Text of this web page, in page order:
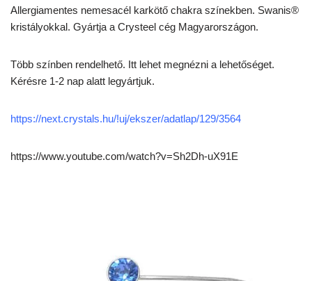
Allergiamentes nemesacél karkötő chakra színekben. Swanis®
kristályokkal. Gyártja a Crysteel cég Magyarországon.
Több színben rendelhető. Itt lehet megnézni a lehetőséget.
Kérésre 1-2 nap alatt legyártjuk.
https://next.crystals.hu/!uj/ekszer/adatlap/129/3564
https://www.youtube.com/watch?v=Sh2Dh-uX91E